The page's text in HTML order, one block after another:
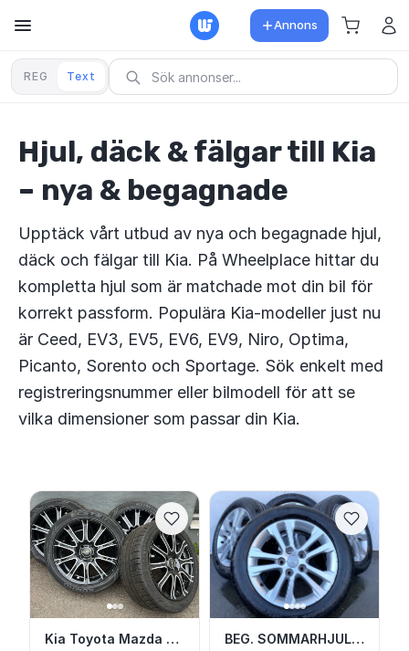
Annons
REG Text
Hjul, däck & fälgar till Kia
– nya & begagnade
Upptäck vårt utbud av nya och begagnade hjul,
däck och fälgar till Kia. På Wheelplace hittar du
kompletta hjul som är matchade mot din bil för
korrekt passform. Populära Kia-modeller just nu
är Ceed, EV3, EV5, EV6, EV9, Niro, Optima,
Picanto, Sorento och Sportage. Sök enkelt med
registreringsnummer eller bilmodell för att se
vilka dimensioner som passar din Kia.
Kia Toyota Mazda mm 16 tum 4/100: 205/
Kia Toyota Mazda mm 16 tum 4/100: 205/45-16 BEG. SOMMARHJUL
BEG. SOMMARHJUL 16" KIA CEED 52910A2220 5x114.3 6.5x16 ET50 67.1 + 205 55 R16